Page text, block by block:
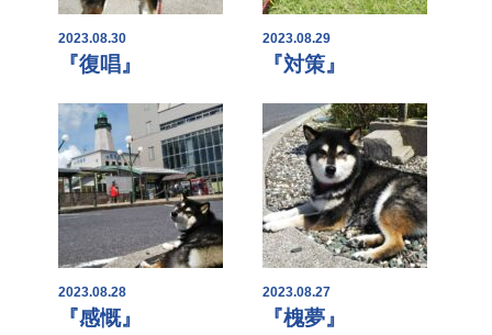
2023.08.30
『復唱』
2023.08.29
『対策』
2023.08.28
『感慨』
2023.08.27
『槐夢』